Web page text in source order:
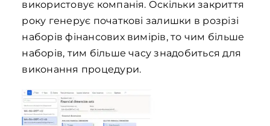
використовує компанія. Оскільки закриття
року генерує початкові залишки в розрізі
наборів фінансових вимірів, то чим більше
наборів, тим більше часу знадобиться для
виконання процедури.